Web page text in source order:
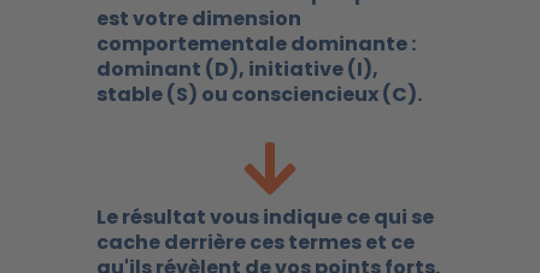
est votre dimension
comportementale dominante :
dominant (D), initiative (I),
stable (S) ou consciencieux (C).
Le résultat vous indique ce qui se
cache derrière ces termes et ce
qu'ils révèlent de vos points forts.